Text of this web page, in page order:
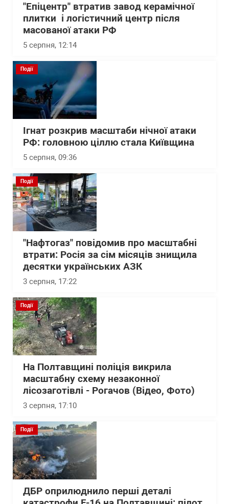
"Епіцентр" втратив завод керамічної
плитки і логістичний центр після
масованої атаки РФ
5 серпня, 12:14
Події
Ігнат розкрив масштаби нічної атаки
РФ: головною ціллю стала Київщина
5 серпня, 09:36
Події
"Нафтогаз" повідомив про масштабні
втрати: Росія за сім місяців знищила
десятки українських АЗК
3 серпня, 17:22
Події
На Полтавщині поліція викрила
масштабну схему незаконної
лісозаготівлі - Рогачов (Відео, Фото)
3 серпня, 17:10
Події
ДБР оприлюднило перші деталі